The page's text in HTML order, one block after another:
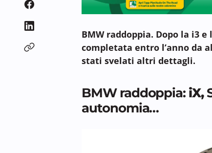
BMW raddoppia. Dopo la i3
completata entro l’anno da
stati svelati altri dettagli.
BMW raddoppia: iX,
autonomia…